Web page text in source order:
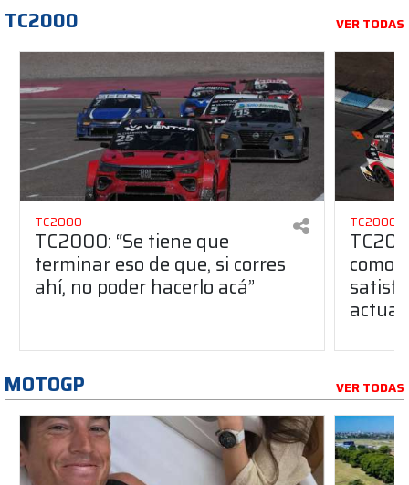
TC2000 VER TODAS
TC2000
TC2000: “Se tiene que
terminar eso de que, si corres
ahí, no poder hacerlo acá”
TC2000
como
MOTOGP VER TODAS